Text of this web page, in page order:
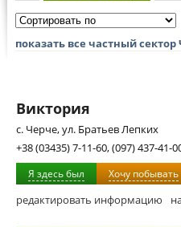
показать все частный сектор
Виктория
с. Черче, ул. Братьев Лепких
+38 (03435) 7-11-60, (097) 437-41-
Я здесь был Хочу побывать
редактировать информацию